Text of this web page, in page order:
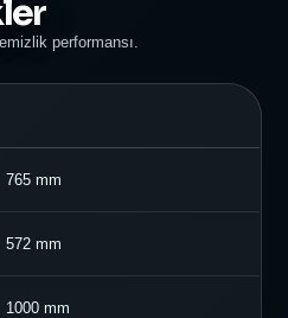
performansı.
765 mm
572 mm
1000 mm